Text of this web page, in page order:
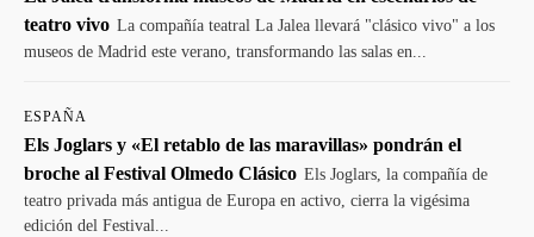
teatro vivo La compañía teatral La Jalea llevará "clásico vivo" a los
museos de Madrid este verano, transformando las salas en...
ESPAÑA
Els Joglars y «El retablo de las maravillas» pondrán el
broche al Festival Olmedo Clásico Els Joglars, la compañía de
teatro privada más antigua de Europa en activo, cierra la vigésima
edición del Festival...